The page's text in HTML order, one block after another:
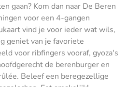
gaan? Kom dan naar De Beren
voor een 4-gangen
vind je voor ieder wat wils,
geniet van je favoriete
voor ribfingers vooraf, gyoza's
de berenburger en
Beleef een beregezellige